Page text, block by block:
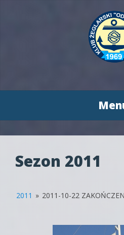
do
Sezon 2011
2011 » 2011-10-22